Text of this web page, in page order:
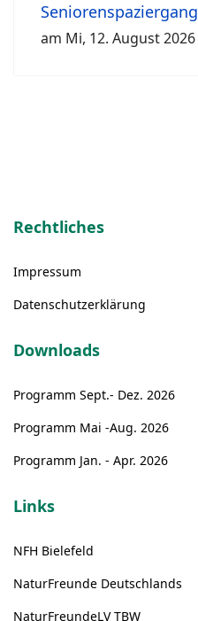
Seniorenspaziergang
am Mi, 12. August 2026
Rechtliches
Impressum
Datenschutzerklärung
Downloads
Programm Sept.- Dez. 2026
Programm Mai -Aug. 2026
Programm Jan. - Apr. 2026
Links
NFH Bielefeld
NaturFreunde Deutschlands
NaturFreundeLV TBW